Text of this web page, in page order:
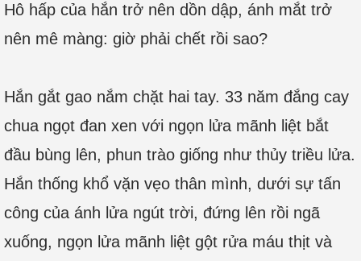
Hô hấp của hắn trở nên dồn dập, ánh mắt trở
nên mê màng: giờ phải chết rồi sao?
Hắn gắt gao nắm chặt hai tay. 33 năm đắng cay
chua ngọt đan xen với ngọn lửa mãnh liệt bắt
đầu bùng lên, phun trào giống như thủy triều lửa.
Hắn thống khổ vặn vẹo thân mình, dưới sự tấn
công của ánh lửa ngút trời, đứng lên rồi ngã
xuống, ngọn lửa mãnh liệt gột rửa máu thịt và